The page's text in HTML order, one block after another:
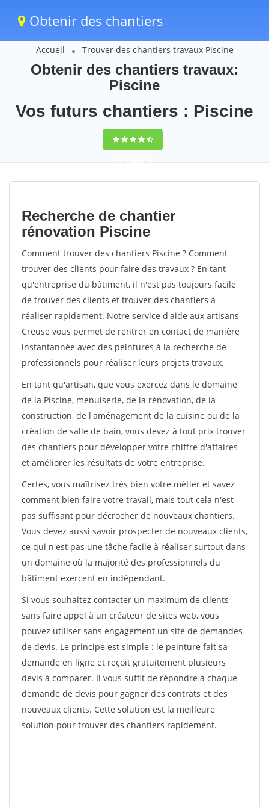
Obtenir des chantiers
Accueil Trouver des chantiers travaux Piscine
Obtenir des chantiers travaux:
Piscine
Vos futurs chantiers : Piscine
9,5(100%)76
votes
Recherche de chantier
rénovation Piscine
Comment trouver des chantiers Piscine ? Comment
trouver des clients pour faire des travaux ? En tant
qu'entreprise du bâtiment, il n'est pas toujours facile
de trouver des clients et trouver des chantiers à
réaliser rapidement. Notre service d'aide aux artisans
Creuse vous permet de rentrer en contact de manière
instantannée avec des peintures à la recherche de
professionnels pour réaliser leurs projets travaux.
En tant qu'artisan, que vous exercez dans le domaine
de la Piscine, menuiserie, de la rénovation, de la
construction, de l'aménagement de la cuisine ou de la
création de salle de bain, vous devez à tout prix trouver
des chantiers pour développer votre chiffre d'affaires
et améliorer les résultats de votre entreprise.
Certes, vous maîtrisez très bien votre métier et savez
comment bien faire votre travail, mais tout cela n'est
pas suffisant pour décrocher de nouveaux chantiers.
Vous devez aussi savoir prospecter de nouveaux clients,
ce qui n'est pas une tâche facile à réaliser surtout dans
un domaine où la majorité des professionnels du
bâtiment exercent en indépendant.
Si vous souhaitez contacter un maximum de clients
sans faire appel à un créateur de sites web, vous
pouvez utiliser sans engagement un site de demandes
de devis. Le principe est simple : le peinture fait sa
demande en ligne et reçoit gratuitement plusieurs
devis à comparer. Il vous suffit de répondre à chaque
demande de devis pour gagner des contrats et des
nouveaux clients. Cette solution est la meilleure
solution pour trouver des chantiers rapidement.